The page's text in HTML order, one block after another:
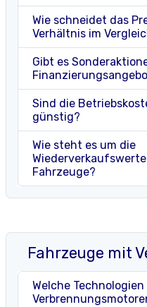
Wie schneidet das
Verhältnis im
Gibt es
Sind die
günstig?
Wie steht es um die
Fahrzeuge?
Fahrzeuge mit
Welche